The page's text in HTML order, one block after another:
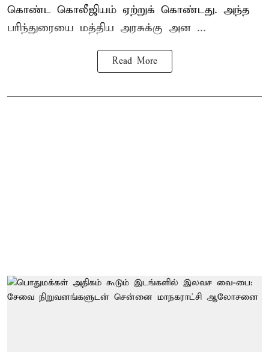
கொண்ட கொலீஜியம் ஏற்றுக் கொண்டது. அந்த
பரிந்துரையை மத்திய அரசுக்கு அன ...
Read More